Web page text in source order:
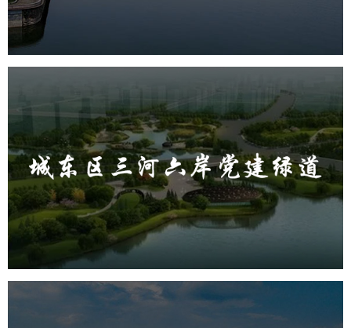
城东区三河六岸党建绿道
旅游休闲 公园 AI人工智能 智慧公园
智能步道
AR太极
智能大数据平台